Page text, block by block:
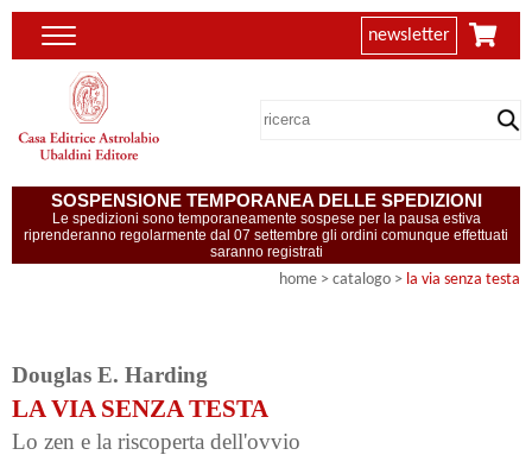
newsletter
SOSPENSIONE TEMPORANEA DELLE SPEDIZIONI
Le spedizioni sono temporaneamente sospese per la pausa estiva
riprenderanno regolarmente dal 07 settembre gli ordini comunque effettuati
saranno registrati
home > catalogo > la via senza testa
Douglas E. Harding
LA VIA SENZA TESTA
Lo zen e la riscoperta dell'ovvio